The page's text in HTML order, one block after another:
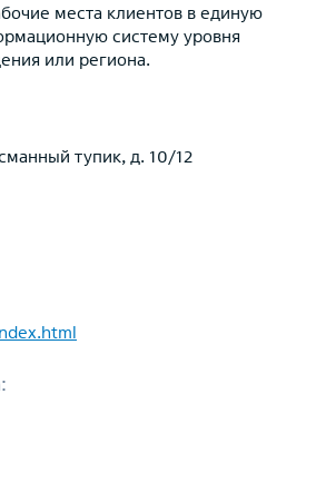
места клиентов в единую
систему уровня
или региона.
тупик, д. 10/12